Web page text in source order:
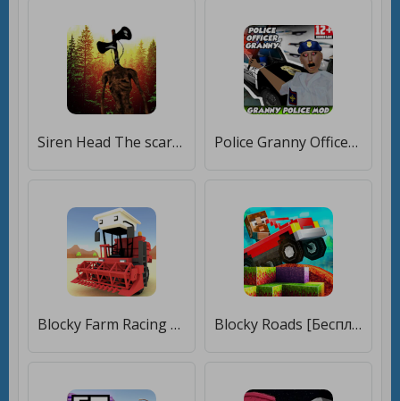
Siren Head The scary Granny Mod [Мод меню] Police Granny Officer Mod : Best Horror Games 2020 [Много монет]
Blocky Farm Racing & Simulator - Тренажер фермы [Мод меню] Blocky Roads [Бесплатные покупки]